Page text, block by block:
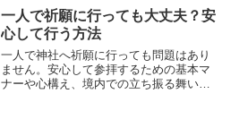
一人で祈願に行っても大丈夫？安
心して行う方法
一人で神社へ祈願に行っても問題はあり
ません。安心して参拝するための基本マ
ナーや心構え、境内での立ち振る舞い、